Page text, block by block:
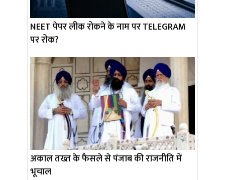
NEET पेपर लीक रोकने के नाम पर TELEGRAM
पर रोक?
अकाल तख्त के फैसले से पंजाब की राजनीति में
भूचाल